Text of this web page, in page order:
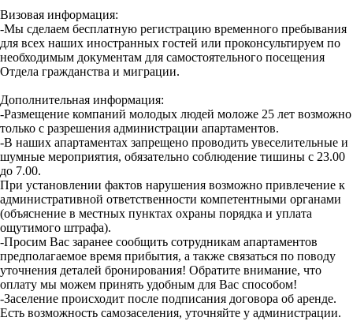
Визовая информация:
-Мы сделаем бесплатную регистрацию временного пребывания
для всех наших иностранных гостей или проконсультируем по
необходимым документам для самостоятельного посещения
Отдела гражданства и миграции.
Дополнительная информация:
-Размещение компаний молодых людей моложе 25 лет возможно
только с разрешения администрации апартаментов.
-В наших апартаментах запрещено проводить увеселительные и
шумные мероприятия, обязательно соблюдение тишины с 23.00
до 7.00.
При установлении фактов нарушения возможно привлечение к
административной ответственности компетентными органами
(объяснение в местных пунктах охраны порядка и уплата
ощутимого штрафа).
-Просим Вас заранее сообщить сотрудникам апартаментов
предполагаемое время прибытия, а также связаться по поводу
уточнения деталей бронирования! Обратите внимание, что
оплату мы можем принять удобным для Вас способом!
-Заселение происходит после подписания договора об аренде.
Есть возможность самозаселения, уточняйте у администрации.